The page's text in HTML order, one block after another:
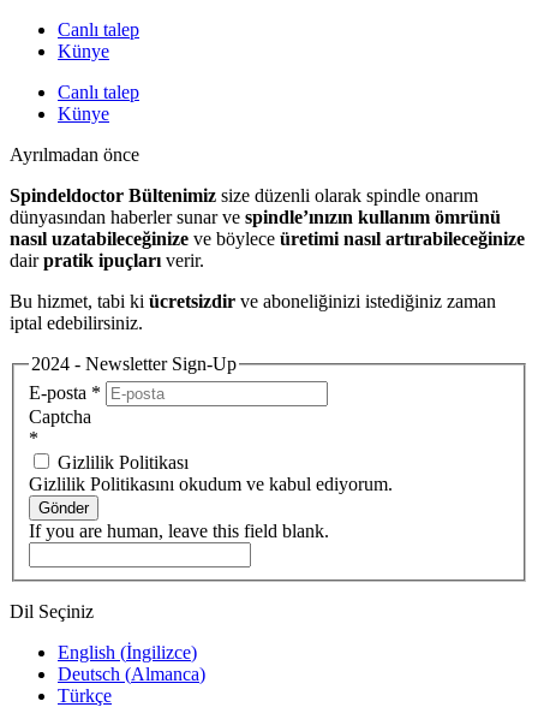
Canlı talep
Künye
Canlı talep
Künye
Ayrılmadan önce
Spindeldoctor Bültenimiz size düzenli olarak spindle onarım
dünyasından haberler sunar ve spindle’ınızın kullanım ömrünü
nasıl uzatabileceğinize ve böylece üretimi nasıl artırabileceğinize
dairpratik ipuçları verir.
Bu hizmet, tabi ki ücretsizdir ve aboneliğinizi istediğiniz zaman
iptal edebilirsiniz.
2024 - Newsletter Sign-Up
E-posta *
Captcha
*
Gizlilik Politikası
Gizlilik Politikasını okudum ve kabul ediyorum.
Gönder
If you are human, leave this field blank.
Dil Seçiniz
English (İngilizce)
Deutsch (Almanca)
Türkçe